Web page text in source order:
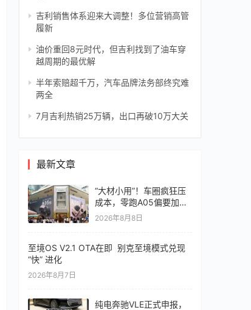
吉利销售体系迎来大调整！多位营销高管
履新
油价重回8元时代，但吉利找到了油车穿
越周期的最优解
半年索赔超千万，汽车品牌法务部终究难
两全
7月吉利热销25万辆，出口再破10万大关
最新文章
“大材小用”！车圈疯狂压
成本，零跑A05偏要加价
值
2026年8月8日
至境OS V2.1 OTA在即 别克至境模式兑现
“快” 进化
2026年8月7日
纯电奔驰VLE正式申报，